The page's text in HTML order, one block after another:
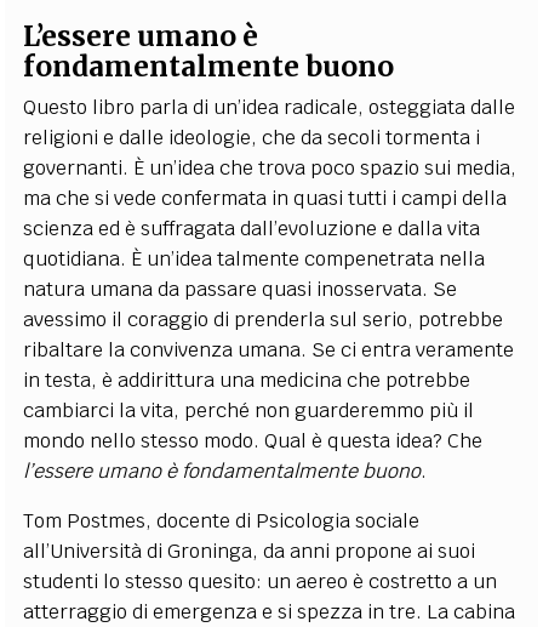
L’essere umano è
fondamentalmente buono
Questo libro parla di un’idea radicale, osteggiata dalle
religioni e dalle ideologie, che da secoli tormenta i
governanti. È un’idea che trova poco spazio sui media,
ma che si vede confermata in quasi tutti i campi della
scienza ed è suffragata dall’evoluzione e dalla vita
quotidiana. È un’idea talmente compenetrata nella
natura umana da passare quasi inosservata. Se
avessimo il coraggio di prenderla sul serio, potrebbe
ribaltare la convivenza umana. Se ci entra veramente
in testa, è addirittura una medicina che potrebbe
cambiarci la vita, perché non guarderemmo più il
mondo nello stesso modo. Qual è questa idea? Che
l’essere umano è fondamentalmente buono.
Tom Postmes, docente di Psicologia sociale
all’Università di Groninga, da anni propone ai suoi
studenti lo stesso quesito: un aereo è costretto a un
atterraggio di emergenza e si spezza in tre. La cabina